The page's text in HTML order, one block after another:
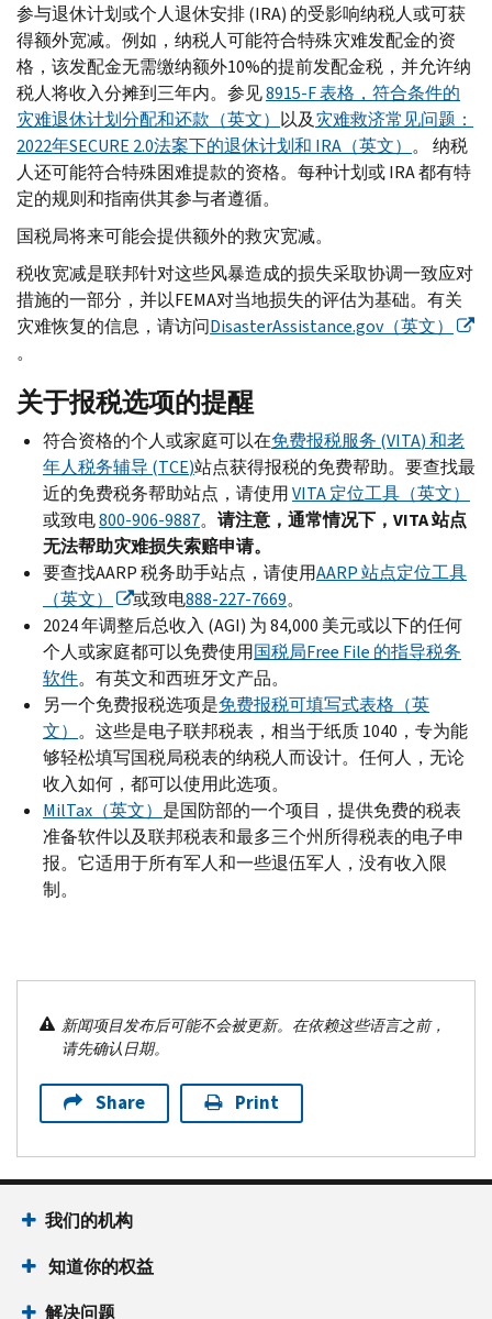
参与退休计划或个人退休安排 (IRA) 的受影响纳税人或可获
得额外宽减。例如，纳税人可能符合特殊灾难发配金的资
格，该发配金无需缴纳额外10%的提前发配金税，并允许纳
税人将收入分摊到三年内。参见8915-F表格，符合条件的
灾难退休计划分配和还款（英文） 以及灾难救济常见问题：
2022年SECURE 2.0法案下的退休计划和 IRA （英文） 。 纳税
人还可能符合特殊困难提款的资格。每种计划或IRA都有特
定的规则和指南供其参与者遵循。
国税局将来可能会提供额外的救灾宽减。
税收宽减是联邦针对这些风暴造成的损失采取协调一致应对
措施的一部分，并以FEMA对当地损失的评估为基础。有关
灾难恢复的信息，请访问DisasterAssistance.gov（英文）
。
关于报税选项的提醒
符合资格的个人或家庭可以在免费报税服务 (VITA) 和老
年人税务辅导 (TCE)站点获得报税的免费帮助。要查找最
近的免费税务帮助站点，请使用VITA定位工具（英文）
或致电800-906-9887。 请注意，通常情况下， VITA站点
无法帮助灾难损失索赔申请。
要查找AARP税务助手站点，请使用AARP站点定位工具
（英文）
或致电888-227-7669。
2024 年调整后总收入 (AGI) 为 84,000 美元或以下的任何
个人或家庭都可以免费使用国税局Free File 的指导税务
软件。有英文和西班牙文产品。
另一个免费报税选项是免费报税可填写式表格（英
文） 。这些是电子联邦税表，相当于纸质 1040，专为能
够轻松填写国税局税表的纳税人而设计。任何人，无论
收入如何，都可以使用此选项。
MilTax （英文） 是国防部的一个项目，提供免费的税表
准备软件以及联邦税表和最多三个州所得税表的电子申
报。它适用于所有军人和一些退伍军人，没有收入限
制。
新闻项目发布后可能不会被更新。在依赖这些语言之前，
请先确认日期。
Share Print
我们的机构
知道你的权益
解决问题